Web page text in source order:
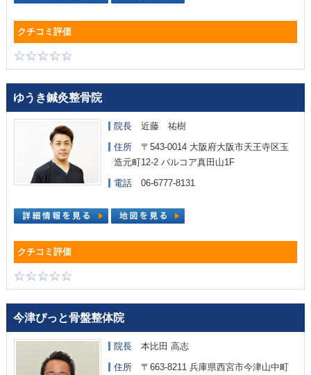
ゆうき鍼灸整骨院
院長近藤 祐樹
住所〒543-0014 大阪府大阪市天王寺区玉
造元町12-2 パルコア真田山1F
電話06-6777-8131
今津ぴっと骨盤整体院
院長本比田 高志
住所〒663-8211 兵庫県西宮市今津山中町